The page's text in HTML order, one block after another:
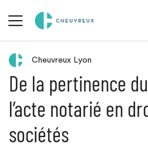
Retour aux actualités
Cheuvreux Lyon
De la pertinence
l’acte notarié en
sociétés